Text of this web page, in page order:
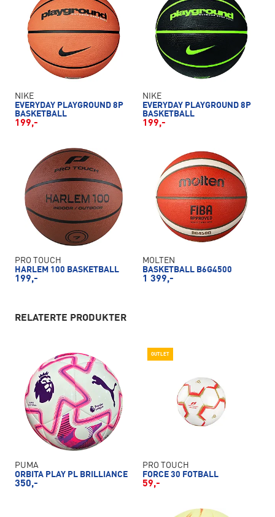
NIKE
EVERYDAY PLAYGROUND 8P
BASKETBALL
199,-
NIKE
EVERYDAY PLAYGROUND 8P
BASKETBALL
199,-
PRO TOUCH
HARLEM 100 BASKETBALL
199,-
MOLTEN
BASKETBALL B6G4500
1 399,-
RELATERTE PRODUKTER
PUMA
ORBITA PLAY PL BRILLIANCE
350,-
OUTLET
PRO TOUCH
FORCE 30 FOTBALL
59,-